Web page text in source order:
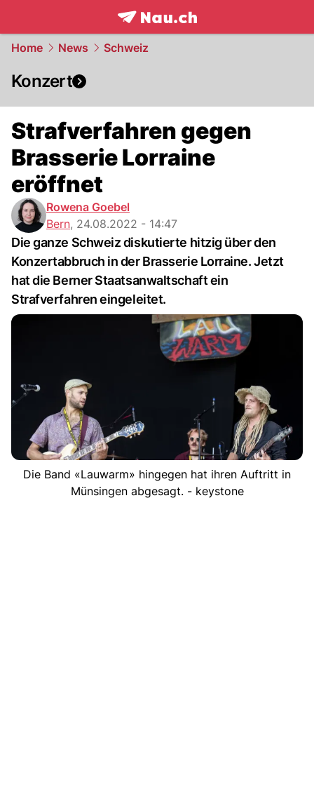
frontpage.NAU.ch
Home News Schweiz
Konzert
Strafverfahren gegen
Brasserie Lorraine
eröffnet
Rowena Goebel
Bern, 24.08.2022 - 14:47
Die ganze Schweiz diskutierte hitzig über den
Konzertabbruch in der Brasserie Lorraine. Jetzt
hat die Berner Staatsanwaltschaft ein
Strafverfahren eingeleitet.
Die Band «Lauwarm» hingegen hat ihren Auftritt in
Münsingen abgesagt. - keystone